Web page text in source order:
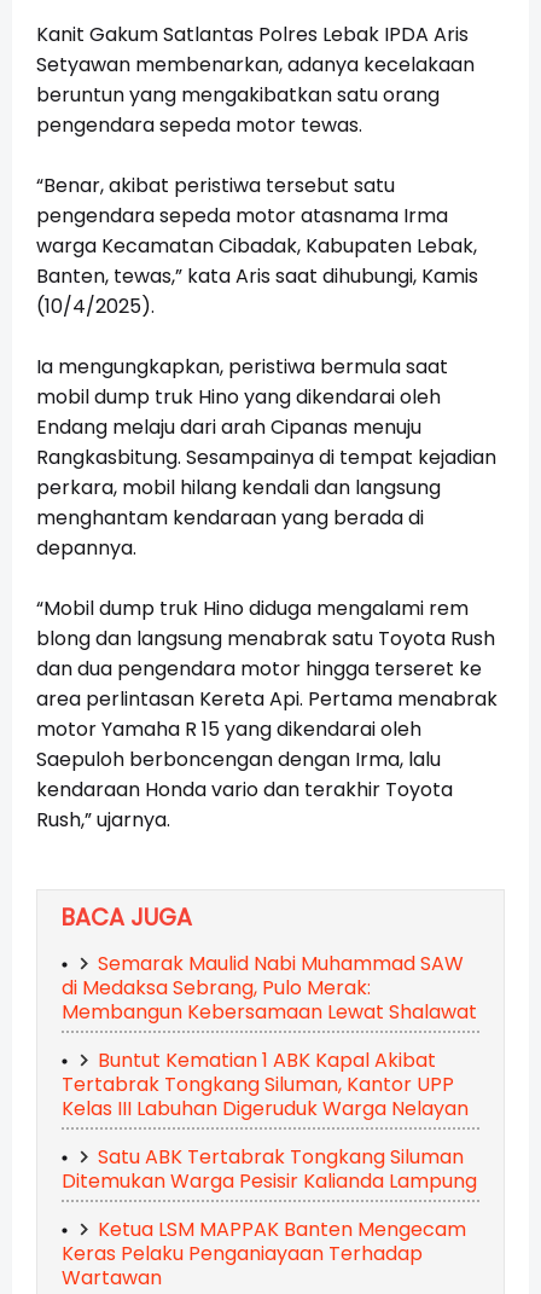
Kanit Gakum Satlantas Polres Lebak IPDA Aris
Setyawan membenarkan, adanya kecelakaan
beruntun yang mengakibatkan satu orang
pengendara sepeda motor tewas.
“Benar, akibat peristiwa tersebut satu
pengendara sepeda motor atasnama Irma
warga Kecamatan Cibadak, Kabupaten Lebak,
Banten, tewas,” kata Aris saat dihubungi, Kamis
(10/4/2025).
Ia mengungkapkan, peristiwa bermula saat
mobil dump truk Hino yang dikendarai oleh
Endang melaju dari arah Cipanas menuju
Rangkasbitung. Sesampainya di tempat kejadian
perkara, mobil hilang kendali dan langsung
menghantam kendaraan yang berada di
depannya.
“Mobil dump truk Hino diduga mengalami rem
blong dan langsung menabrak satu Toyota Rush
dan dua pengendara motor hingga terseret ke
area perlintasan Kereta Api. Pertama menabrak
motor Yamaha R 15 yang dikendarai oleh
Saepuloh berboncengan dengan Irma, lalu
kendaraan Honda vario dan terakhir Toyota
Rush,” ujarnya.
BACA JUGA
Semarak Maulid Nabi Muhammad SAW
di Medaksa Sebrang, Pulo Merak:
Membangun Kebersamaan Lewat Shalawat
Buntut Kematian 1 ABK Kapal Akibat
Tertabrak Tongkang Siluman, Kantor UPP
Kelas III Labuhan Digeruduk Warga Nelayan
Satu ABK Tertabrak Tongkang Siluman
Ditemukan Warga Pesisir Kalianda Lampung
Ketua LSM MAPPAK Banten Mengecam
Keras Pelaku Penganiayaan Terhadap
Wartawan